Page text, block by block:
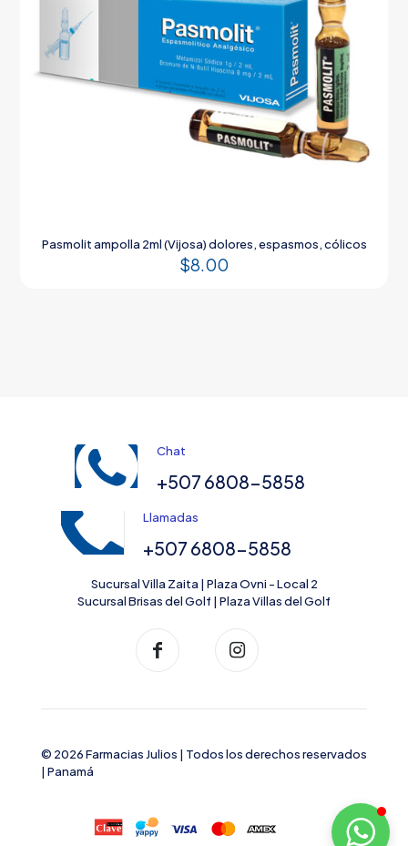
Pasmolit ampolla 2ml (Vijosa) dolores, espasmos, cólicos
$8.00
Chat
+507 6808-5858
Llamadas
+507 6808-5858
Sucursal Villa Zaita | Plaza Ovni - Local 2
Sucursal Brisas del Golf | Plaza Villas del Golf
© 2026 Farmacias Julios | Todos los derechos reservados
| Panamá